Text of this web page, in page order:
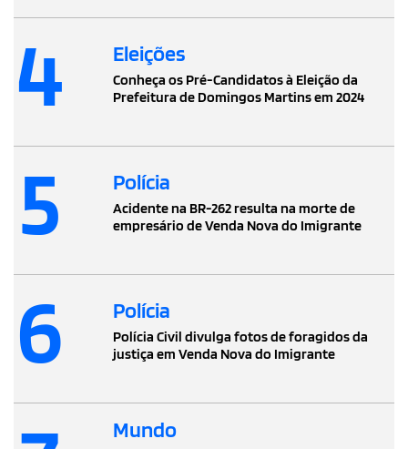
4 Eleições
Conheça os Pré-Candidatos à Eleição da
Prefeitura de Domingos Martins em 2024
5 Polícia
Acidente na BR-262 resulta na morte de
empresário de Venda Nova do Imigrante
6 Polícia
Polícia Civil divulga fotos de foragidos da
justiça em Venda Nova do Imigrante
Mundo